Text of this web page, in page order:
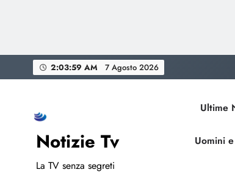
to
2:03:59 AM 7 Agosto 2026
Notizie Tv
La TV senza segreti
Ultime
Uomini